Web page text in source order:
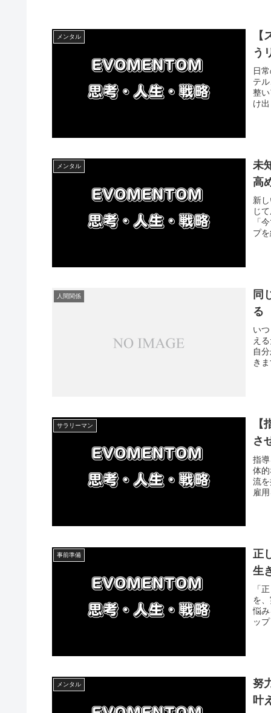
メンタル
う
日
テ
整
け
メンタル
未
高
新
じ
「
プ
人間関係
同
る
い
え
自
き
サラリーマン
さ
指
体
流
雇
事前準備
正
生
「
を
悩
ッ
メンタル
努
叶